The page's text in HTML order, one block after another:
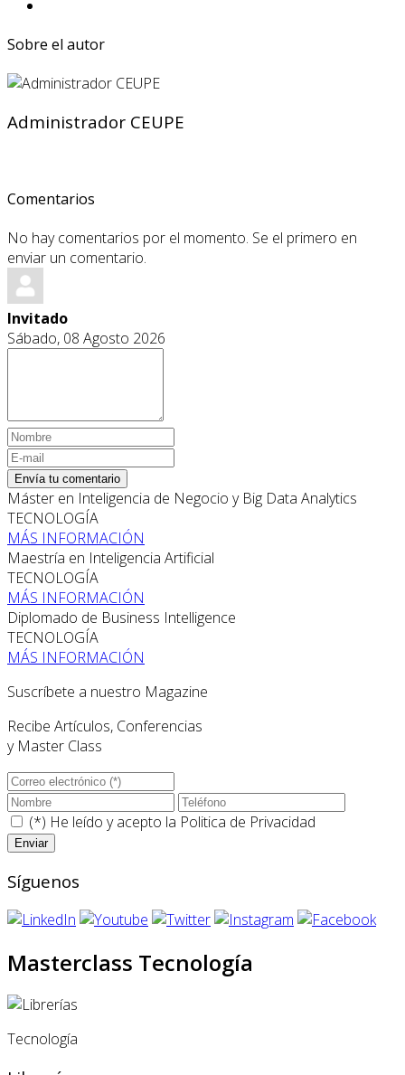
Sobre el autor
Administrador CEUPE
Comentarios
No hay comentarios por el momento. Se el primero en
enviar un comentario.
Invitado
Sábado, 08 Agosto 2026
Envía tu comentario
Máster en Inteligencia de Negocio y Big Data Analytics
TECNOLOGÍA
MÁS INFORMACIÓN
Maestría en Inteligencia Artificial
TECNOLOGÍA
MÁS INFORMACIÓN
Diplomado de Business Intelligence
TECNOLOGÍA
MÁS INFORMACIÓN
Suscríbete a nuestro Magazine
Recibe Artículos, Conferencias
y Master Class
(*) He leído y acepto la Politica de Privacidad
Síguenos
Masterclass Tecnología
Tecnología